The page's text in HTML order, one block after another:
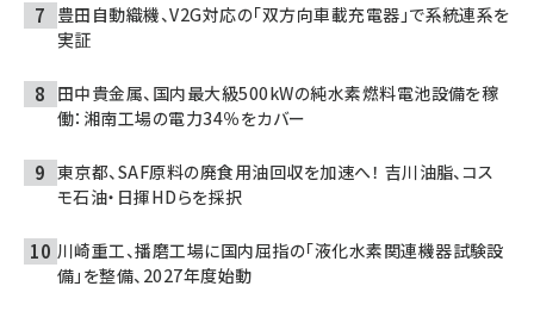
豊田自動織機、V2G対応の「双方向車載充電器」で系統連系を
実証
田中貴金属、国内最大級500kWの純水素燃料電池設備を稼
働：湘南工場の電力34％をカバー
東京都、SAF原料の廃食用油回収を加速へ！ 吉川油脂、コス
モ石油・日揮HDらを採択
川崎重工、播磨工場に国内屈指の「液化水素関連機器試験設
備」を整備、2027年度始動